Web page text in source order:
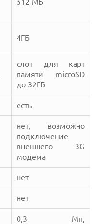
512 МБ
4ГБ
слот для карт
памяти microSD
до 32ГБ
есть
нет, возможно
подключение
внешнего 3G
модема
нет
нет
0,3 Мп,